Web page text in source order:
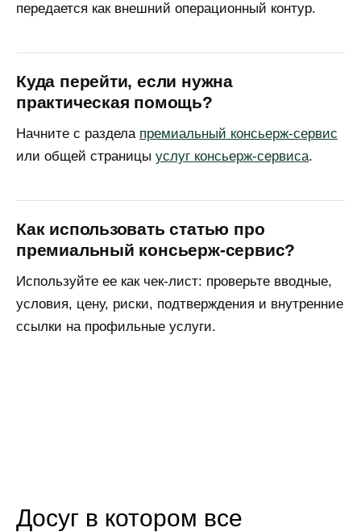
передается как внешний операционный контур.
Куда перейти, если нужна
практическая помощь?
Начните с раздела премиальный консьерж-сервис
или общей страницы услуг консьерж-сервиса.
Как использовать статью про
премиальный консьерж-сервис?
Используйте ее как чек-лист: проверьте вводные,
условия, цену, риски, подтверждения и внутренние
ссылки на профильные услуги.
Досуг в котором все